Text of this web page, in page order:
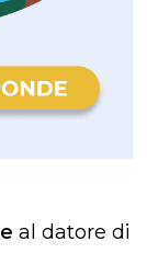
al datore di